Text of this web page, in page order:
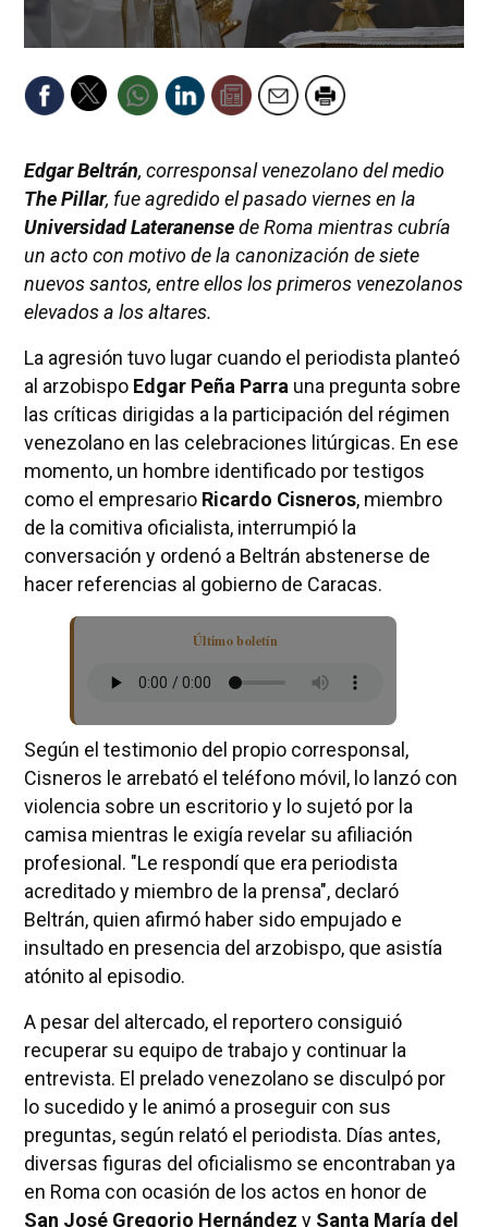
Edgar Beltrán, corresponsal venezolano del medio
The Pillar, fue agredido el pasado viernes en la
Universidad Lateranensede Roma mientras cubría
un acto con motivo de la canonización de siete
nuevos santos, entre ellos los primeros venezolanos
elevados a los altares.
La agresión tuvo lugar cuando el periodista planteó
al arzobispo Edgar Peña Parra una pregunta sobre
las críticas dirigidas a la participación del régimen
venezolano en las celebraciones litúrgicas. En ese
momento, un hombre identificado por testigos
como el empresario Ricardo Cisneros, miembro
de la comitiva oficialista, interrumpió la
conversación y ordenó a Beltrán abstenerse de
hacer referencias al gobierno de Caracas.
Último boletín
Según el testimonio del propio corresponsal,
Cisneros le arrebató el teléfono móvil, lo lanzó con
violencia sobre un escritorio y lo sujetó por la
camisa mientras le exigía revelar su afiliación
profesional. "Le respondí que era periodista
acreditado y miembro de la prensa", declaró
Beltrán, quien afirmó haber sido empujado e
insultado en presencia del arzobispo, que asistía
atónito al episodio.
A pesar del altercado, el reportero consiguió
recuperar su equipo de trabajo y continuar la
entrevista. El prelado venezolano se disculpó por
lo sucedido y le animó a proseguir con sus
preguntas, según relató el periodista. Días antes,
diversas figuras del oficialismo se encontraban ya
en Roma con ocasión de los actos en honor de
San José Gregorio Hernández y Santa María del